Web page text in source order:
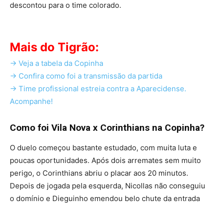
descontou para o time colorado.
Mais do Tigrão:
-> Veja a tabela da Copinha
-> Confira como foi a transmissão da partida
-> Time profissional estreia contra a Aparecidense.
Acompanhe!
Como foi Vila Nova x Corinthians na Copinha?
O duelo começou bastante estudado, com muita luta e
poucas oportunidades. Após dois arremates sem muito
perigo, o Corinthians abriu o placar aos 20 minutos.
Depois de jogada pela esquerda, Nicollas não conseguiu
o domínio e Dieguinho emendou belo chute da entrada